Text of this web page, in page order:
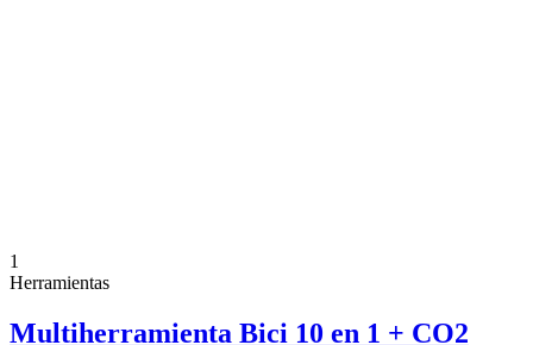
1
Herramientas
Multiherramienta Bici 10 en 1 + CO2